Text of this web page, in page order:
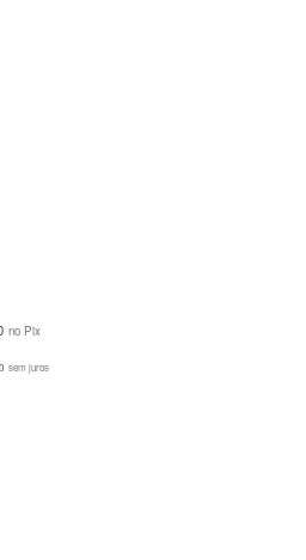
no Pix
sem juros